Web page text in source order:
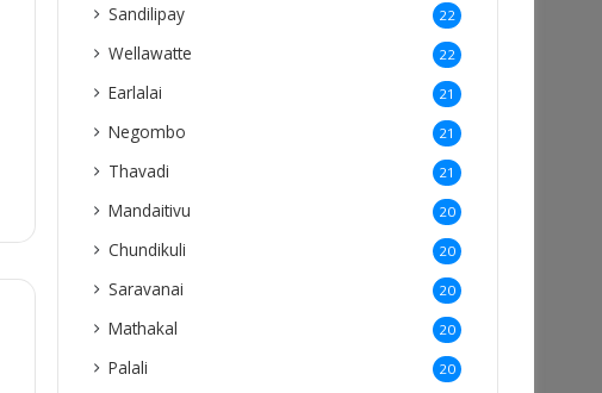
Sandilipay 22
Wellawatte 22
Earlalai 21
Negombo 21
Thavadi 21
Mandaitivu 20
Chundikuli 20
Saravanai 20
Mathakal 20
Palali 20